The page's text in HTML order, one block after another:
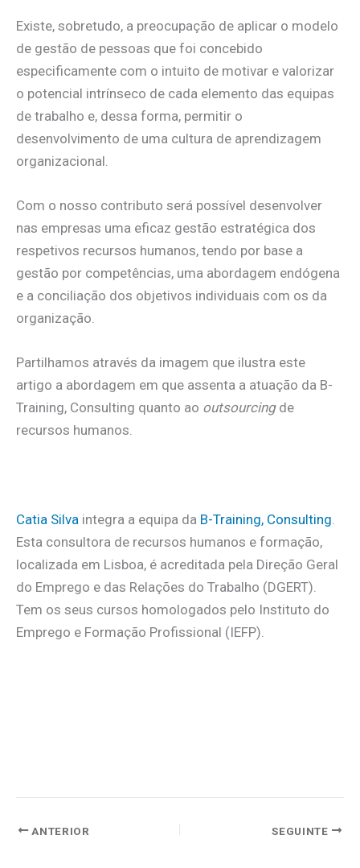
Existe, sobretudo, a preocupação de aplicar o modelo
de gestão de pessoas que foi concebido
especificamente com o intuito de motivar e valorizar
o potencial intrínseco de cada elemento das equipas
de trabalho e, dessa forma, permitir o
desenvolvimento de uma cultura de aprendizagem
organizacional.
Com o nosso contributo será possível desenvolver
nas empresas uma eficaz gestão estratégica dos
respetivos recursos humanos, tendo por base a
gestão por competências, uma abordagem endógena
e a conciliação dos objetivos individuais com os da
organização.
Partilhamos através da imagem que ilustra este
artigo a abordagem em que assenta a atuação da B-
Training, Consulting quanto ao outsourcingde
recursos humanos.
Catia Silva integra a equipa da B-Training, Consulting
Esta consultora de recursos humanos e formação,
localizada em Lisboa, é acreditada pela Direção Geral
do Emprego e das Relações do Trabalho (DGERT).
Tem os seus cursos homologados pelo Instituto do
Emprego e Formação Profissional (IEFP).
ANTERIOR SEGUINTE